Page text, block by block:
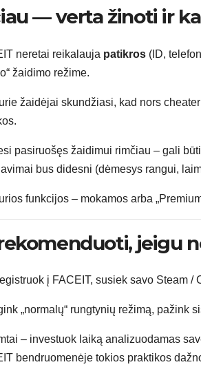
— verta žinoti ir
neretai reikalauja patikros (ID,
žaidimo režime.
žaidėjai skundžiasi, kad nors
pasiruošęs žaidimui rimčiau – gali
bus didesni (dėmesys rangui,
funkcijos – mokamos arba
jeigu
į FACEIT, susiek savo Steam /
„normalų“ rungtynių režimą, pažink
– investuok laiką analizuodamas
bendruomenėje tokios praktikos